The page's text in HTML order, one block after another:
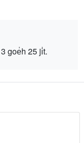
goe̍h 25 ji̍t.